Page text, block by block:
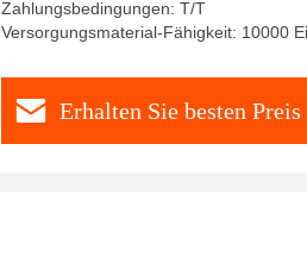
Zahlungsbedingungen: T/T
Versorgungsmaterial-Fähigkeit: 10000
Erhalten Sie besten Preis